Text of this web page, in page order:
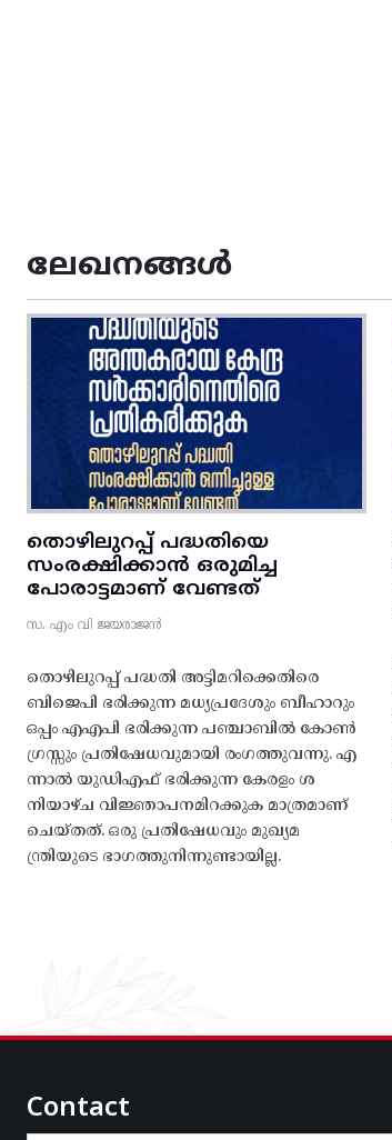
ലേഖനങ്ങൾ
തൊഴിലുറപ്പ് പദ്ധതിയെ
സംരക്ഷിക്കാൻ ഒരുമിച്ച
പോരാട്ടമാണ് വേണ്ടത്
സ. എം വി ജയരാജൻ
തൊഴിലുറപ്പ് പദ്ധതി അട്ടിമറിക്കെതിരെ
ബിജെപി ഭരിക്കുന്ന മധ്യപ്രദേശും ബീഹാറും
ഒപ്പം എഎപി ഭരിക്കുന്ന പഞ്ചാബിൽ കോൺ
ഗ്രസ്സും പ്രതിഷേധവുമായി രംഗത്തുവന്നു. എ
ന്നാൽ യുഡിഎഫ് ഭരിക്കുന്ന കേരളം ശ
നിയാഴ്ച വിജ്ഞാപനമിറക്കുക മാത്രമാണ്
ചെയ്തത്. ഒരു പ്രതിഷേധവും മുഖ്യമ
ന്ത്രിയുടെ ഭാഗത്തുനിന്നുണ്ടായില്ല.
Contact